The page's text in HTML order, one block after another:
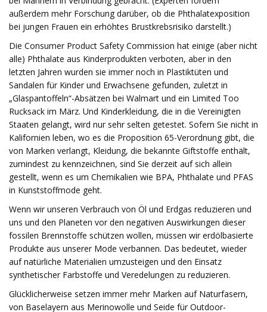
außerdem mehr Forschung darüber, ob die Phthalatexposition
bei jungen Frauen ein erhöhtes Brustkrebsrisiko darstellt.)
Die Consumer Product Safety Commission hat einige (aber nicht
alle) Phthalate aus Kinderprodukten verboten, aber in den
letzten Jahren wurden sie immer noch in Plastiktüten und
Sandalen für Kinder und Erwachsene gefunden, zuletzt in
„Glaspantoffeln“-Absätzen bei Walmart und ein Limited Too
Rucksack im März. Und Kinderkleidung, die in die Vereinigten
Staaten gelangt, wird nur sehr selten getestet. Sofern Sie nicht in
Kalifornien leben, wo es die Proposition 65-Verordnung gibt, die
von Marken verlangt, Kleidung, die bekannte Giftstoffe enthält,
zumindest zu kennzeichnen, sind Sie derzeit auf sich allein
gestellt, wenn es um Chemikalien wie BPA, Phthalate und PFAS
in Kunststoffmode geht.
Wenn wir unseren Verbrauch von Öl und Erdgas reduzieren und
uns und den Planeten vor den negativen Auswirkungen dieser
fossilen Brennstoffe schützen wollen, müssen wir erdölbasierte
Produkte aus unserer Mode verbannen. Das bedeutet, wieder
auf natürliche Materialien umzusteigen und den Einsatz
synthetischer Farbstoffe und Veredelungen zu reduzieren.
Glücklicherweise setzen immer mehr Marken auf Naturfasern,
von Baselayern aus Merinowolle und Seide für Outdoor-